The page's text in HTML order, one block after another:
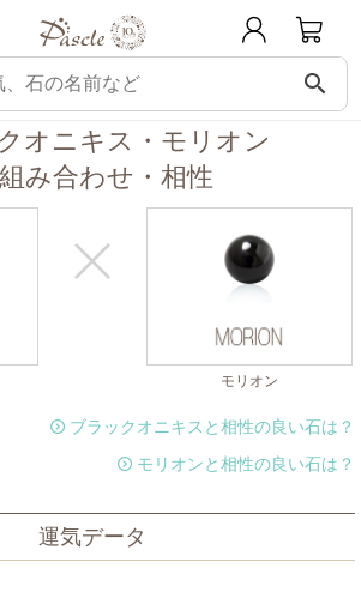
search
性チェック ブラックオニキスと相性の良い石
オニキス・モリオン
み合わせ・相性
モリオン
ブラックオニキスと相性の良い石は？
モリオンと相性の良い石は？
運気データ